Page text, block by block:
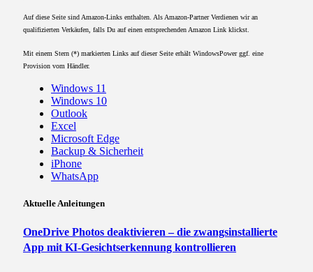
Auf diese Seite sind Amazon-Links enthalten. Als Amazon-Partner Verdienen wir an
qualifizierten Verkäufen, falls Du auf einen entsprechenden Amazon Link klickst.
Mit einem Stern (*) markierten Links auf dieser Seite erhält WindowsPower ggf. eine
Provision vom Händler.
Windows 11
Windows 10
Outlook
Excel
Microsoft Edge
Backup & Sicherheit
iPhone
WhatsApp
Aktuelle Anleitungen
OneDrive Photos deaktivieren – die zwangsinstallierte
App mit KI-Gesichtserkennung kontrollieren